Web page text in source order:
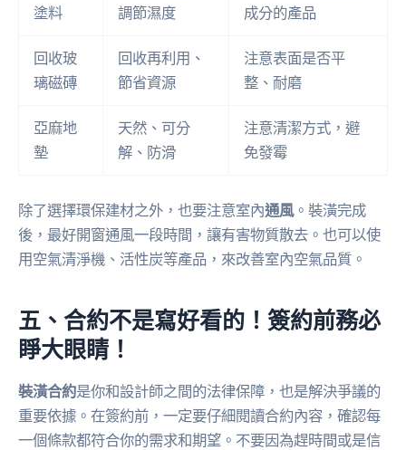
塗料
調節濕度
成分的產品
回收玻
璃磁磚
回收再利用、
節省資源
注意表面是否平
整、耐磨
亞麻地
墊
天然、可分
解、防滑
注意清潔方式，避
免發霉
除了選擇環保建材之外，也要注意室內通風。裝潢完成
後，最好開窗通風一段時間，讓有害物質散去。也可以使
用空氣清淨機、活性炭等產品，來改善室內空氣品質。
五、合約不是寫好看的！簽約前務必
睜大眼睛！
裝潢合約是你和設計師之間的法律保障，也是解決爭議的
重要依據。在簽約前，一定要仔細閱讀合約內容，確認每
一個條款都符合你的需求和期望。不要因為趕時間或是信